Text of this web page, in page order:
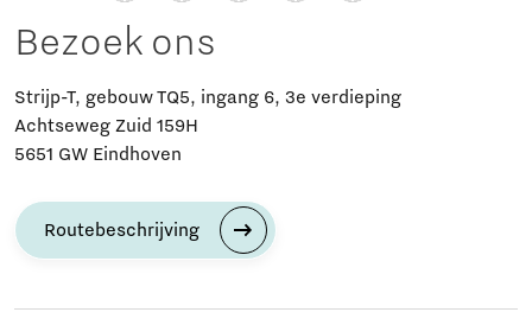
Bezoek ons
Strijp-T, gebouw TQ5, ingang 6, 3e verdieping
Achtseweg Zuid 159H
5651 GW Eindhoven
Routebeschrijving